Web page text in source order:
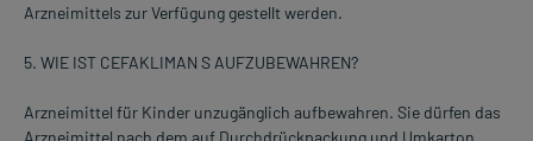
Arzneimittels zur Verfügung gestellt werden.
5. WIE IST CEFAKLIMAN S AUFZUBEWAHREN?
Arzneimittel für Kinder unzugänglich aufbewahren. Sie dürfen das
Arzneimittel nach dem auf Durchdrückpackung und Umkarton